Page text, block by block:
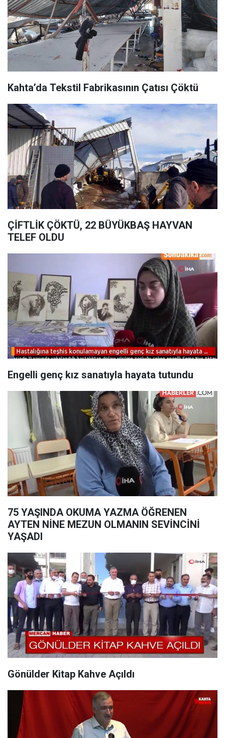
Kahta’da Tekstil Fabrikasının Çatısı Çöktü
ÇİFTLİK ÇÖKTÜ, 22 BÜYÜKBAŞ HAYVAN
TELEF OLDU
Engelli genç kız sanatıyla hayata tutundu
75 YAŞINDA OKUMA YAZMA ÖĞRENEN
AYTEN NİNE MEZUN OLMANIN SEVİNCİNİ
YAŞADI
Gönülder Kitap Kahve Açıldı